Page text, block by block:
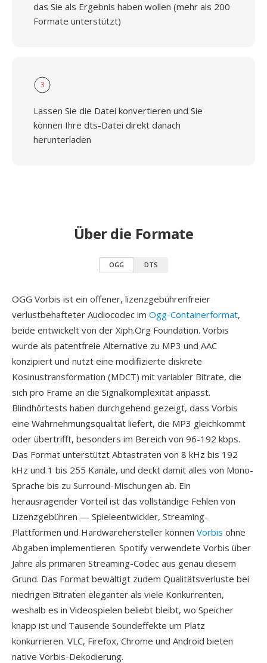
das Sie als Ergebnis haben wollen (mehr als 200
Formate unterstützt)
3
Lassen Sie die Datei konvertieren und Sie
können Ihre dts-Datei direkt danach
herunterladen
Über die Formate
OGG DTS
OGG Vorbis ist ein offener, lizenzgebührenfreier
verlustbehafteter Audiocodec im Ogg-Containerformat,
beide entwickelt von der Xiph.Org Foundation. Vorbis
wurde als patentfreie Alternative zu MP3 und AAC
konzipiert und nutzt eine modifizierte diskrete
Kosinustransformation (MDCT) mit variabler Bitrate, die
sich pro Frame an die Signalkomplexität anpasst.
Blindhörtests haben durchgehend gezeigt, dass Vorbis
eine Wahrnehmungsqualität liefert, die MP3 gleichkommt
oder übertrifft, besonders im Bereich von 96-192 kbps.
Das Format unterstützt Abtastraten von 8 kHz bis 192
kHz und 1 bis 255 Kanäle, und deckt damit alles von Mono-
Sprache bis zu Surround-Mischungen ab. Ein
herausragender Vorteil ist das vollständige Fehlen von
Lizenzgebühren — Spieleentwickler, Streaming-
Plattformen und Hardwarehersteller können Vorbis ohne
Abgaben implementieren. Spotify verwendete Vorbis über
Jahre als primären Streaming-Codec aus genau diesem
Grund. Das Format bewältigt zudem Qualitätsverluste bei
niedrigen Bitraten eleganter als viele Konkurrenten,
weshalb es in Videospielen beliebt bleibt, wo Speicher
knapp ist und Tausende Soundeffekte um Platz
konkurrieren. VLC, Firefox, Chrome und Android bieten
native Vorbis-Dekodierung.